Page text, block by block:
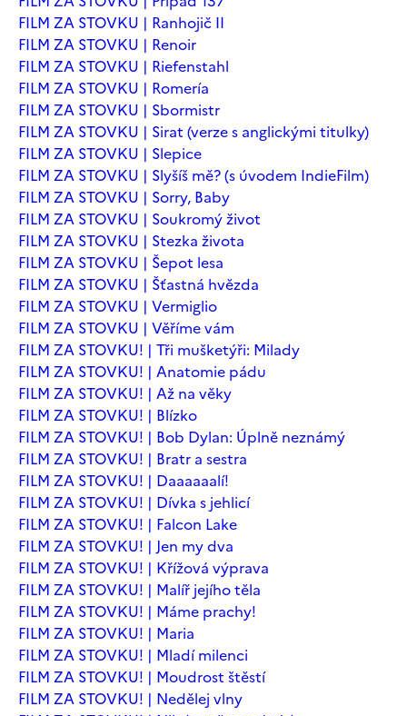
FILM ZA STOVKU | Ranhojič II
FILM ZA STOVKU | Renoir
FILM ZA STOVKU | Riefenstahl
FILM ZA STOVKU | Romería
FILM ZA STOVKU | Sbormistr
FILM ZA STOVKU | Sirat (verze s anglickými titulky)
FILM ZA STOVKU | Slepice
FILM ZA STOVKU | Slyšíš mě? (s úvodem IndieFilm)
FILM ZA STOVKU | Sorry, Baby
FILM ZA STOVKU | Soukromý život
FILM ZA STOVKU | Stezka života
FILM ZA STOVKU | Šepot lesa
FILM ZA STOVKU | Šťastná hvězda
FILM ZA STOVKU | Vermiglio
FILM ZA STOVKU | Věříme vám
FILM ZA STOVKU! | Tři mušketýři: Milady
FILM ZA STOVKU! | Anatomie pádu
FILM ZA STOVKU! | Až na věky
FILM ZA STOVKU! | Blízko
FILM ZA STOVKU! | Bob Dylan: Úplně neznámý
FILM ZA STOVKU! | Bratr a sestra
FILM ZA STOVKU! | Daaaaaalí!
FILM ZA STOVKU! | Dívka s jehlicí
FILM ZA STOVKU! | Falcon Lake
FILM ZA STOVKU! | Jen my dva
FILM ZA STOVKU! | Křížová výprava
FILM ZA STOVKU! | Malíř jejího těla
FILM ZA STOVKU! | Máme prachy!
FILM ZA STOVKU! | Maria
FILM ZA STOVKU! | Mladí milenci
FILM ZA STOVKU! | Moudrost štěstí
FILM ZA STOVKU! | Nedělej vlny